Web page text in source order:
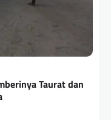
Taurat dan